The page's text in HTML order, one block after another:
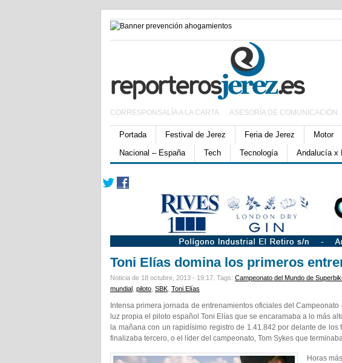
CORRESPONSALÍA A LA CARTA ASESORÍA DE COMUNICACIÓN
Portada Festival de Jerez Feria de Jerez Motor
Nacional – España
Tech Tecnología Andalucía x
Toni Elías domina los primeros
Noticia de 18 octubre, 2013 - 19:17. Tags: Campeonato del Mundo de
mundial piloto SBK Toni Elías
Intensa primera jornada de entrenamientos oficiales del
luz propia el piloto español Toni Elías que se encaramaba a lo más
la mañana con un rapidísimo registro de 1.41.842 por delante de
finalizaba tercero, o el líder del campeonato, Tom Sykes que
Horas